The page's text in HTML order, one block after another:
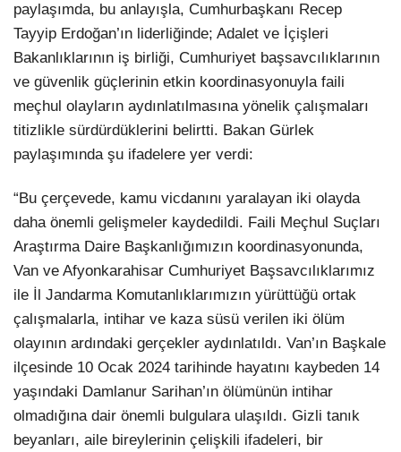
paylaşımda, bu anlayışla, Cumhurbaşkanı Recep
Tayyip Erdoğan’ın liderliğinde; Adalet ve İçişleri
Bakanlıklarının iş birliği, Cumhuriyet başsavcılıklarının
ve güvenlik güçlerinin etkin koordinasyonuyla faili
meçhul olayların aydınlatılmasına yönelik çalışmaları
titizlikle sürdürdüklerini belirtti. Bakan Gürlek
paylaşımında şu ifadelere yer verdi:
“Bu çerçevede, kamu vicdanını yaralayan iki olayda
daha önemli gelişmeler kaydedildi. Faili Meçhul Suçları
Araştırma Daire Başkanlığımızın koordinasyonunda,
Van ve Afyonkarahisar Cumhuriyet Başsavcılıklarımız
ile İl Jandarma Komutanlıklarımızın yürüttüğü ortak
çalışmalarla, intihar ve kaza süsü verilen iki ölüm
olayının ardındaki gerçekler aydınlatıldı. Van’ın Başkale
ilçesinde 10 Ocak 2024 tarihinde hayatını kaybeden 14
yaşındaki Damlanur Sarihan’ın ölümünün intihar
olmadığına dair önemli bulgulara ulaşıldı. Gizli tanık
beyanları, aile bireylerinin çelişkili ifadeleri, bir